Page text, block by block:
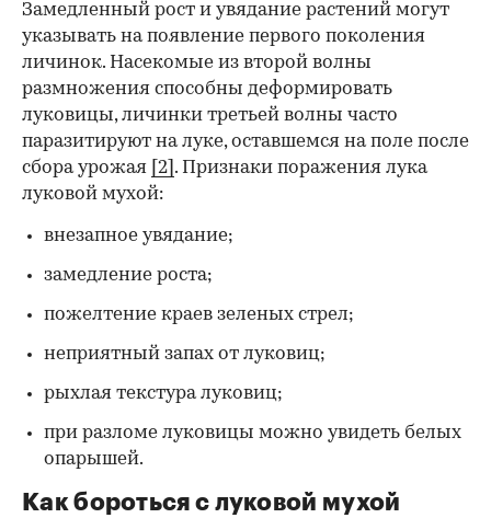
Замедленный рост и увядание растений могут
указывать на появление первого поколения
личинок. Насекомые из второй волны
размножения способны деформировать
луковицы, личинки третьей волны часто
паразитируют на луке, оставшемся на поле после
сбора урожая [2] . Признаки поражения лука
луковой мухой:
внезапное увядание;
замедление роста;
пожелтение краев зеленых стрел;
неприятный запах от луковиц;
рыхлая текстура луковиц;
при разломе луковицы можно увидеть белых
опарышей.
Как бороться с луковой мухой